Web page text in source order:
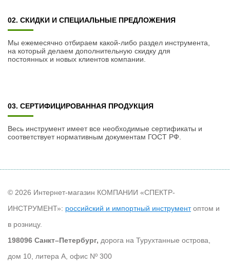
02. СКИДКИ И СПЕЦИАЛЬНЫЕ ПРЕДЛОЖЕНИЯ
Мы ежемесячно отбираем какой-либо раздел инструмента,
на который делаем дополнительную скидку для
постоянных и новых клиентов компании.
03. СЕРТИФИЦИРОВАННАЯ ПРОДУКЦИЯ
Весь инструмент имеет все необходимые сертификаты и
соответствует нормативным документам ГОСТ РФ.
© 2026 Интернет-магазин КОМПАНИИ «СПЕКТР-
ИНСТРУМЕНТ»: российский и импортный инструментоптом и
в розницу.
198096 Санкт–Петербург, дорога на Турухтанные острова,
дом 10, литера А, офис Nº 300